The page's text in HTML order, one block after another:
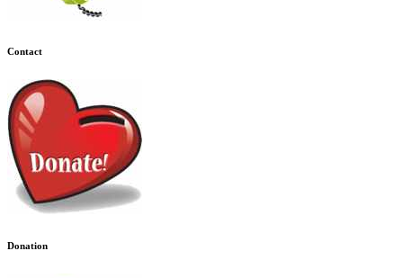
Contact
Donation